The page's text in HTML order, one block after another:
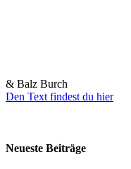
& Balz Burch
Den Text findest du hier
Neueste Beiträge